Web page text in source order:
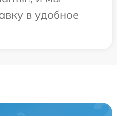
в удобное